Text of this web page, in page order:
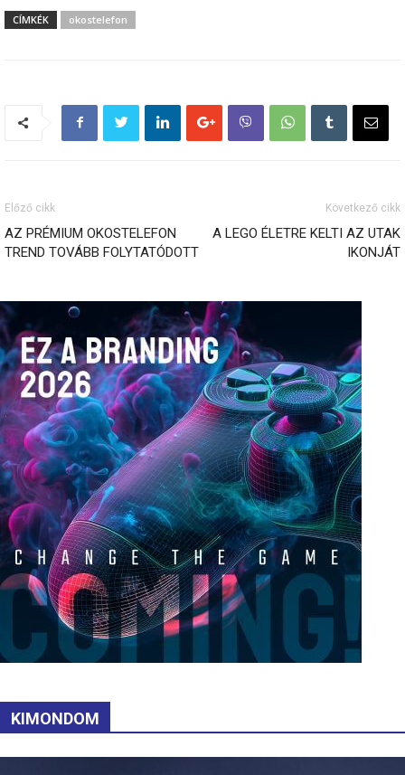
CÍMKÉK okostelefon
Előző cikk
AZ PRÉMIUM OKOSTELEFON
TREND TOVÁBB FOLYTATÓDOTT
Következő cikk
A LEGO ÉLETRE KELTI AZ UTAK
IKONJÁT
KIMONDOM